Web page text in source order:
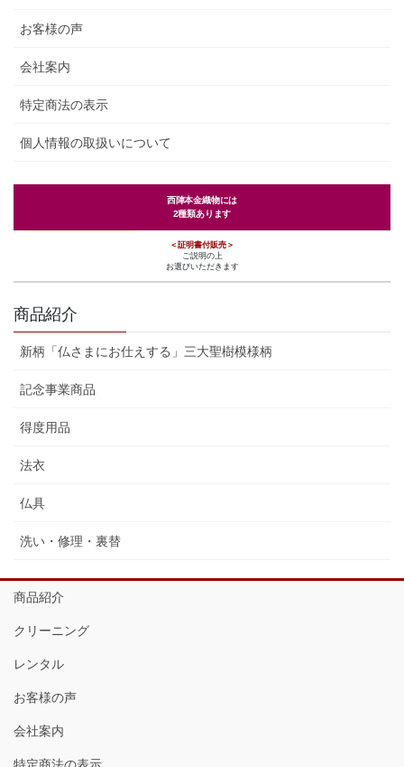
お客様の声
会社案内
特定商法の表示
個人情報の取扱いについて
西陣本金織物には
2種類あります
＜証明書付販売＞
ご説明の上
お選びいただきます
商品紹介
新柄「仏さまにお仕えする」三大聖樹模様柄
記念事業商品
得度用品
法衣
仏具
洗い・修理・裏替
商品紹介
クリーニング
レンタル
お客様の声
会社案内
特定商法の表示